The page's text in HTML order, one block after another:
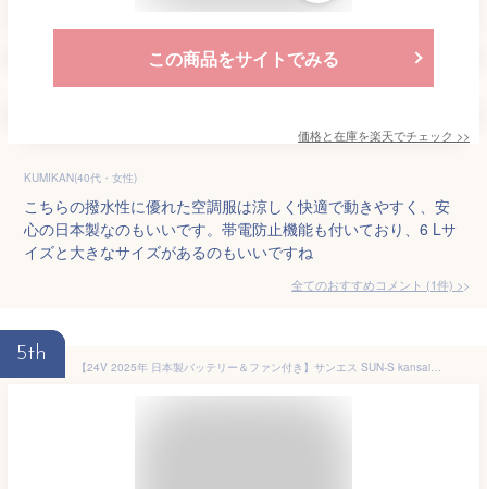
この商品をサイトでみる
価格と在庫を楽天でチェック >>
KUMIKAN(40代・女性)
こちらの撥水性に優れた空調服は涼しく快適で動きやすく、安
心の日本製なのもいいです。帯電防止機能も付いており、6 Lサ
イズと大きなサイズがあるのもいいですね
全てのおすすめコメント (1件) >
5th
【24V 2025年 日本製バッテリー＆ファン付き】サンエス SUN-S kansai 空調風神服 K1005 ベスト カンサイ 綿混 空調 ブルゾン ジャケット ｜ 新モデル 新色 メンズ レディース 夏 猛暑 酷暑 熱中症 涼しい 空調 おしゃれ カジュアル かっこいい 高所 フック 制電